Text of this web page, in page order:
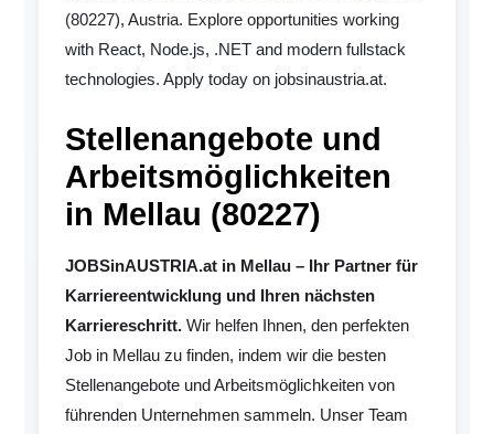
(80227), Austria. Explore opportunities working
with React, Node.js, .NET and modern fullstack
technologies. Apply today on jobsinaustria.at.
Stellenangebote und
Arbeitsmöglichkeiten
in Mellau (80227)
JOBSinAUSTRIA.at in Mellau – Ihr Partner für
Karriereentwicklung und Ihren nächsten
Karriereschritt. Wir helfen Ihnen, den perfekten
Job in Mellau zu finden, indem wir die besten
Stellenangebote und Arbeitsmöglichkeiten von
führenden Unternehmen sammeln. Unser Team